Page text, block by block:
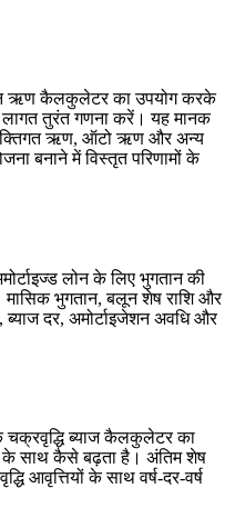
ऋण कैलकुलेटर का उपयोग करके
तुरंत गणना करें। यह मानक
ऋण, ऑटो ऋण और अन्य
बनाने में विस्तृत परिणामों के
लोन के लिए भुगतान की
भुगतान, बलून शेष राशि और
दर, अमोर्टाइजेशन अवधि और
चक्रवृद्धि ब्याज कैलकुलेटर का
साथ कैसे बढ़ता है। अंतिम शेष
आवृत्तियों के साथ वर्ष-दर-वर्ष